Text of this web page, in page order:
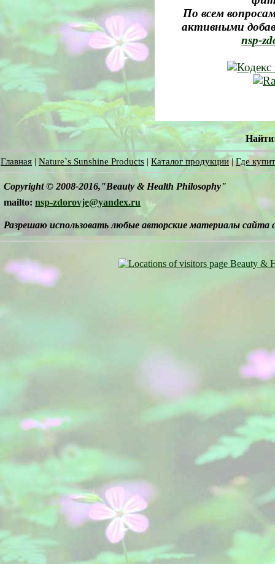
По всем
активными
nsp-
Главная | Nature`s Sunshine Products | Каталог продукции|Где
Copyright © 2008-2016,"Beauty & Health Philosophy"
mailto: nsp-zdorovje@yandex.ru
Разрешаю использовать любые авторские материалы сайта